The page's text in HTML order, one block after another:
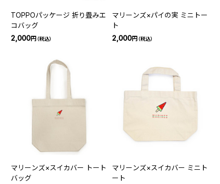
TOPPOパッケージ 折り畳みエ
コバッグ
2,000円（税込）
マリーンズ×パイの実 ミニトー
ト
2,000円（税込）
マリーンズ×スイカバー トート
バッグ
マリーンズ×スイカバー ミニト
ート